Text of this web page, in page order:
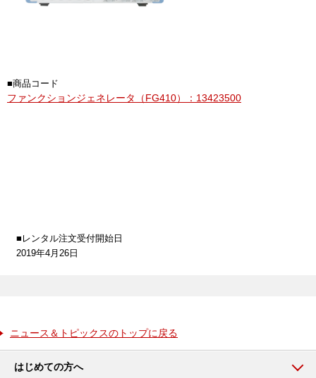
■商品コード
ファンクションジェネレータ（FG410）：13423500
■レンタル注文受付開始日
2019年4月26日
ニュース＆トピックスのトップに戻る
はじめての方へ